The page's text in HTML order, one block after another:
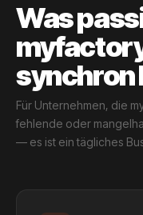
Was
synchron
Für Unternehmen, die
fehlende oder
— es ist ein tägliches